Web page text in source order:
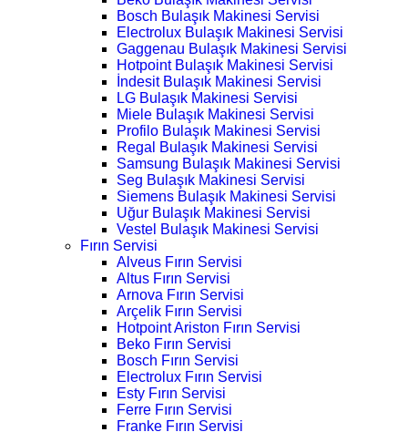
Bosch Bulaşık Makinesi Servisi
Electrolux Bulaşık Makinesi Servisi
Gaggenau Bulaşık Makinesi Servisi
Hotpoint Bulaşık Makinesi Servisi
İndesit Bulaşık Makinesi Servisi
LG Bulaşık Makinesi Servisi
Miele Bulaşık Makinesi Servisi
Profilo Bulaşık Makinesi Servisi
Regal Bulaşık Makinesi Servisi
Samsung Bulaşık Makinesi Servisi
Seg Bulaşık Makinesi Servisi
Siemens Bulaşık Makinesi Servisi
Uğur Bulaşık Makinesi Servisi
Vestel Bulaşık Makinesi Servisi
Fırın Servisi
Alveus Fırın Servisi
Altus Fırın Servisi
Arnova Fırın Servisi
Arçelik Fırın Servisi
Hotpoint Ariston Fırın Servisi
Beko Fırın Servisi
Bosch Fırın Servisi
Electrolux Fırın Servisi
Esty Fırın Servisi
Ferre Fırın Servisi
Franke Fırın Servisi